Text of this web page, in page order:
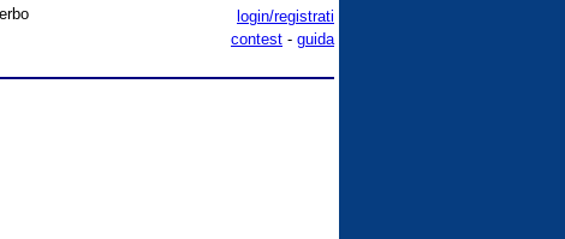
login/registrati
contest - guida